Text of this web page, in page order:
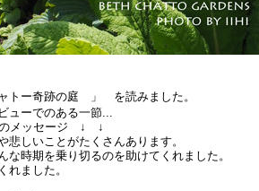
トー奇跡の庭 」 を読みました。
ューでのある一節...
メッセージ ↓ ↓
しいことがたくさんあります。
時期を乗り切るのを助けてくれました。
ました。